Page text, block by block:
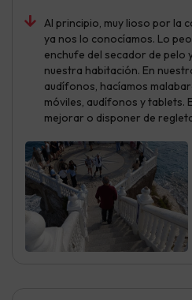
Al principio, muy lioso por la
ya nos lo conocíamos. Lo
enchufe del secador de pelo
nuestra habitación. En
audífonos, hacíamos
móviles, audífonos y tablets.
mejorar o disponer de